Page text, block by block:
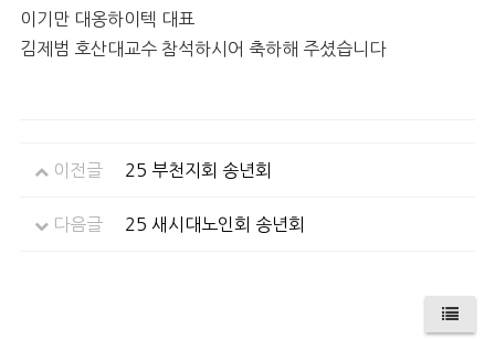
이기만 대옹하이텍 대표
김제범 호산대교수 참석하시어 축하해 주셨습니다
이전글 25 부천지회 송년회
다음글 25 새시대노인회 송년회